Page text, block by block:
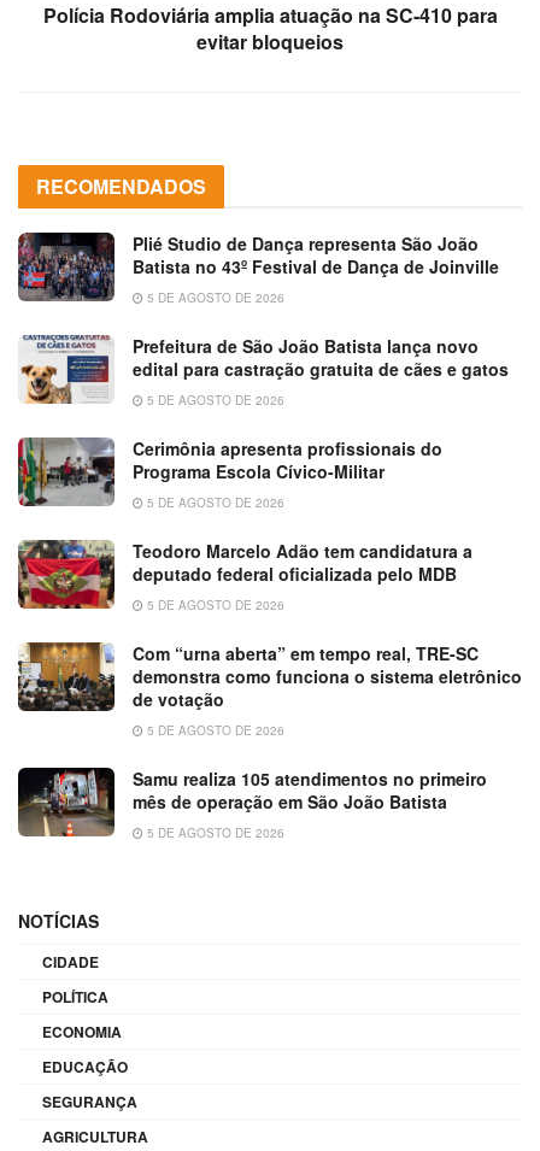
Polícia Rodoviária amplia atuação na SC-410 para
evitar bloqueios
RECOMENDADOS
Plié Studio de Dança representa São João
Batista no 43º Festival de Dança de Joinville
5 DE AGOSTO DE 2026
Prefeitura de São João Batista lança novo
edital para castração gratuita de cães e gatos
5 DE AGOSTO DE 2026
Cerimônia apresenta profissionais do
Programa Escola Cívico-Militar
5 DE AGOSTO DE 2026
Teodoro Marcelo Adão tem candidatura a
deputado federal oficializada pelo MDB
5 DE AGOSTO DE 2026
Com “urna aberta” em tempo real, TRE-SC
demonstra como funciona o sistema eletrônico
de votação
5 DE AGOSTO DE 2026
Samu realiza 105 atendimentos no primeiro
mês de operação em São João Batista
5 DE AGOSTO DE 2026
NOTÍCIAS
CIDADE
POLÍTICA
ECONOMIA
EDUCAÇÃO
SEGURANÇA
AGRICULTURA